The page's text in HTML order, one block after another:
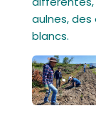
aulnes,
blancs.